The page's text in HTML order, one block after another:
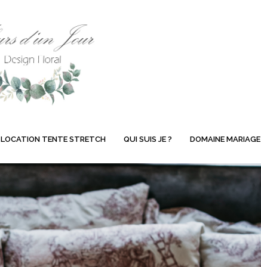
LOCATION TENTE STRETCH QUI SUIS JE ? DOMAINE MARIAGE